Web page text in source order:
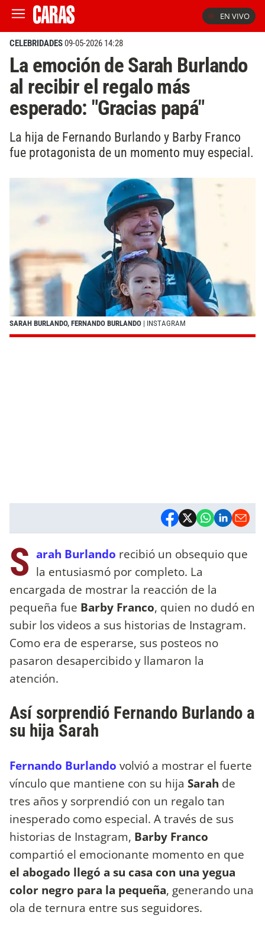
EN VIVO
CELEBRIDADES09-05-2026 14:28
La emoción de Sarah Burlando
al recibir el regalo más
esperado: "Gracias papá"
La hija de Fernando Burlando y Barby Franco
fue protagonista de un momento muy especial.
SARAH BURLANDO, FERNANDO BURLANDO | INSTAGRAM
S arah Burlando recibió un obsequio que
la entusiasmó por completo. La
encargada de mostrar la reacción de la
pequeña fue Barby Franco, quien no dudó en
subir los videos a sus historias de Instagram.
Como era de esperarse, sus posteos no
pasaron desapercibido y llamaron la
atención.
Así sorprendió Fernando Burlando a
su hija Sarah
Fernando Burlando volvió a mostrar el fuerte
vínculo que mantiene con su hija Sarah de
tres años y sorprendió con un regalo tan
inesperado como especial. A través de sus
historias de Instagram, Barby Franco
compartió el emocionante momento en que
el abogado llegó a su casa con una yegua
color negro para la pequeña, generando una
ola de ternura entre sus seguidores.